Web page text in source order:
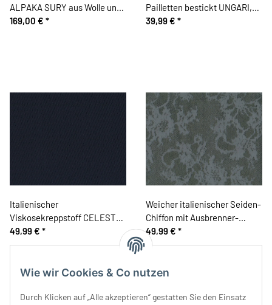
Wie wir Cookies & Co nutzen
Durch Klicken auf „Alle akzeptieren“ gestatten Sie den Einsatz
ALPAKA SURY aus Wolle und
Seide
169,00 € *
Pailletten bestickt UNGARI,
runde Pailletten, schwarz
39,99 € *
Italienischer
Viskosekreppstoff CELESTA,
nachtblau
49,99 € *
Weicher italienischer Seiden-
Chiffon mit Ausbrenner-
Muster VELLUTATA, Büten-
Design, steingrau
49,99 € *